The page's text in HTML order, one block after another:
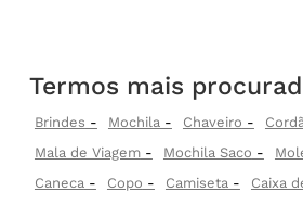
Termos mais
Brindes Mochila Chaveiro
Mala de Viagem
Mochila Saco
Caneca
Copo Camiseta Caixa